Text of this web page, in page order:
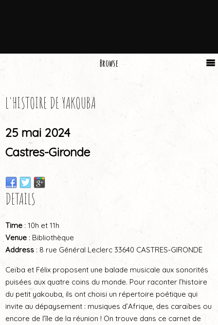
Browse
L'HISTOIRE DE YAKOUBA
25 mai 2024
Castres-Gironde
DETAILS
Time : 10h et 11h
Venue : Bibliothèque
Address : 8 rue Général Leclerc 33640 CASTRES-GIRONDE
Ceïba et Félix proposent une balade musicale aux sonorités
puisées aux quatre coins du monde. Pour raconter l’histoire
du petit yakouba, ils ont choisi un répertoire poétique qui
invite au dépaysement : musiques d’Afrique, des caraïbes ou
encore de l’île de la réunion ! On trouve dans ce carnet de